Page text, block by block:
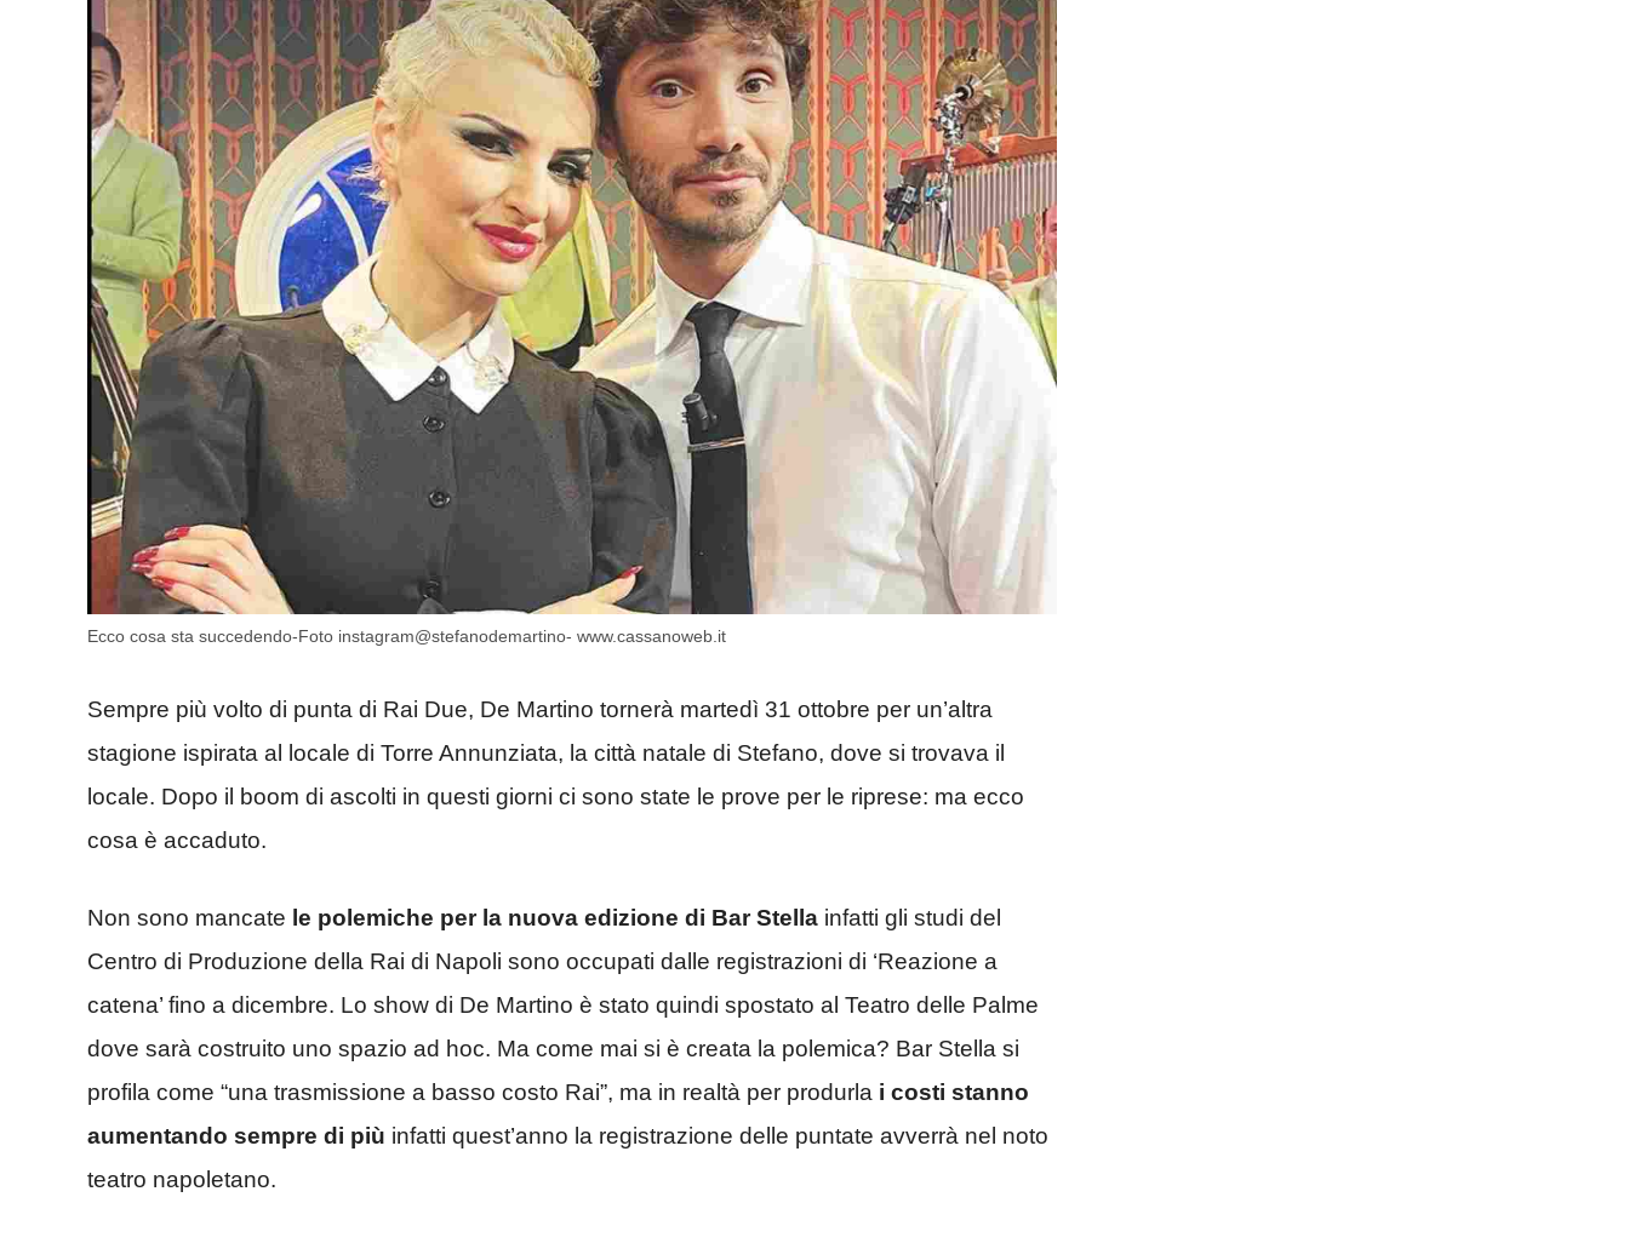
Ecco cosa sta succedendo-Foto instagram@stefanodemartino- www.cassanoweb.it
Sempre più volto di punta di Rai Due, De Martino tornerà martedì 31 ottobre per un’altra
stagione ispirata al locale di Torre Annunziata, la città natale di Stefano, dove si trovava il
locale. Dopo il boom di ascolti in questi giorni ci sono state le prove per le riprese: ma ecco
cosa è accaduto.
Non sono mancate le polemiche per la nuova edizione di Bar Stella infatti gli studi del
Centro di Produzione della Rai di Napoli sono occupati dalle registrazioni di ‘Reazione a
catena’ fino a dicembre. Lo show di De Martino è stato quindi spostato al Teatro delle Palme
dove sarà costruito uno spazio ad hoc. Ma come mai si è creata la polemica? Bar Stella si
profila come “una trasmissione a basso costo Rai”, ma in realtà per produrla i costi stanno
aumentando sempre di più infatti quest’anno la registrazione delle puntate avverrà nel noto
teatro napoletano.